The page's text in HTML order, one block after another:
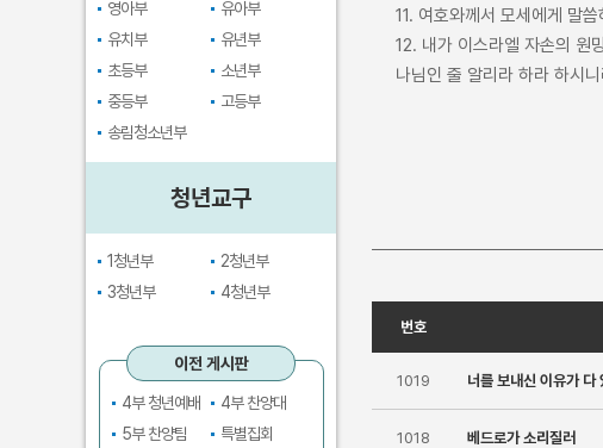
영아부
유아부
유치부
유년부
초등부
소년부
중등부
고등부
송림청소년부
청년교구
1청년부
2청년부
3청년부
4청년부
이전 게시판
4부 청년예배
4부 찬양대
5부 찬양팀
특별집회
11. 여호와께서 모세에게 말씀
12. 내가 이스라엘 자손의 원
나님인 줄 알리라 하라 하시
번호
1019 너를 보내신 이유가 다
1018 베드로가 소리질러